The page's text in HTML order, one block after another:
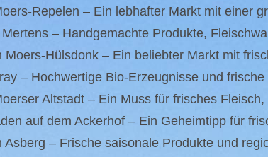
Repelen – Ein lebhafter Markt mit einer
– Handgemachte Produkte,
Moers-Hülsdonk – Ein beliebter Markt mit
– Hochwertige Bio-Erzeugnisse und
Altstadt – Ein Muss für frisches
auf dem Ackerhof – Ein Geheimtipp für
Asberg – Frische saisonale Produkte und